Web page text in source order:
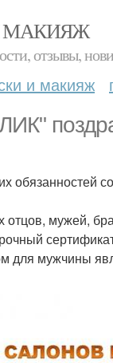
МАКИЯЖ
отзывы,
и макияж
отцов, мужей,
для мужчины